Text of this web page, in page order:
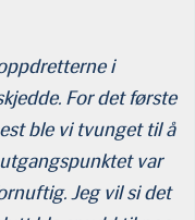
i
For det første
ble vi tvunget til å
var
Jeg vil si det